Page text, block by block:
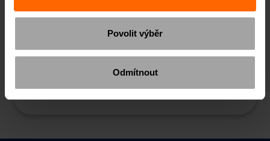
Povolit výběr
Odmítnout